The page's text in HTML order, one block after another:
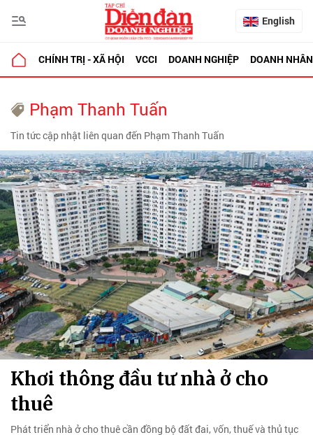
English
CHÍNH TRỊ - XÃ HỘI VCCI DOANH NGHIỆP DOANH NHÂN
Phạm Thanh Tuấn
Tin tức cập nhật liên quan đến Phạm Thanh Tuấn
Khơi thông đầu tư nhà ở cho
thuê
Phát triển nhà ở cho thuê cần đồng bộ đất đai, vốn, thuế và thủ tục